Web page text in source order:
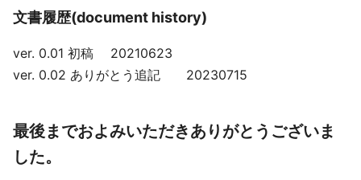
文書履歴(document history)
ver. 0.01 初稿 20210623
ver. 0.02 ありがとう追記 20230715
最後までおよみいただきありがとうございま
した。